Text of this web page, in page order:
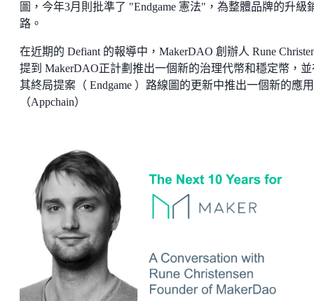
圖，今年3月則批準了 "Endgame 憲法"，為整體品牌的升級
路。
在近期的 Defiant 的報導中，MakerDAO 創辦人 Rune
提到 MakerDAO正計劃推出一個新的治理代幣和穩定幣，並
其終局提案（ Endgame ）路線圖的更新中推出一個新的應
（Appchain）